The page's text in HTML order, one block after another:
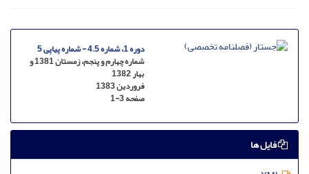
دوره 1، شماره 4.5 - شماره پیاپی 5
شماره چهارم و پنجم، زمستان 1381 و
بهار 1382
فروردین 1383
صفحه1-3
فایل ها